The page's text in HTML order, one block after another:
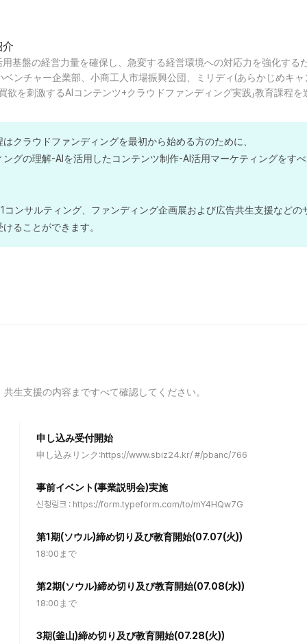
用基盤の経営力量を確保し、急変する経営環境への対応力を強化する
ベンチャー企業部、小商工人市場振興公団、ミリディ(あらかじめキ
欲を刺激するAIコンテンツ+クラウドファンディング実践」教育課程
クラウドファンディングを最初から始める方のために、
ングの理解-AIを活用したコンテンツ制作-AI活用マーケティングをす
コンサルティング、ファンディング企画展および広告共生支援などの
ることができます。
生支援の内容まですべて確認してください。
申し込み受付開始
申し込みリンク:https://www.sbiz24.kr/ #/pbanc/766
事前イベント(事業説明会)実施
신청링크 : https://form.typeform.com/to/mY4HQw7G
第1期(ソウル)締め切り及び教育開始(07.07(火))
18:00まで
第2期(ソウル)締め切り及び教育開始(07.08(水))
18:00まで
3期(釜山)締め切り及び教育開始(07.28(火))